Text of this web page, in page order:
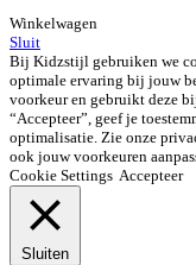
Winkelwagen
Sluit
Bij Kidzstijl gebruiken we
optimale ervaring bij jouw
voorkeur en gebruikt deze
“Accepteer”, geef je
optimalisatie. Zie onze
ook jouw voorkeuren
Cookie Settings Accepteer
Sluiten